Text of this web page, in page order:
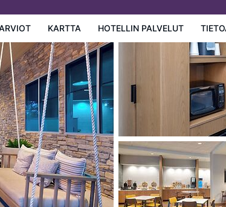
KARTTA HOTELLIN PALVELUT